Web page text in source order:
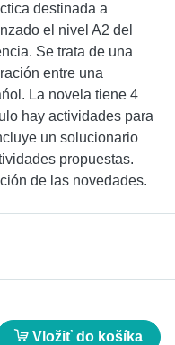
destinada a
el nivel A2 del
Se trata de una
entre una
La novela tiene 4
hay actividades para
un solucionario
propuestas.
de las novedades.
Vložiť do košíka